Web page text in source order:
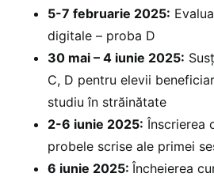
5-7 februarie 2025:
digitale – proba D
30 mai – 4 iunie 2025:
C, D pentru elevii
studiu în străinătate
2-6 iunie 2025: Înscrierea
probele scrise ale primei
6 iunie 2025: Încheierea